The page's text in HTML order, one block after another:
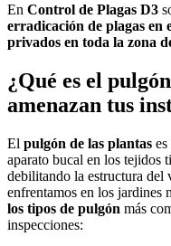
En Control de Plagas D3
erradicación de plagas en
privados en toda la zona
¿Qué es el
amenazan tus
El pulgón de las plantas
aparato bucal en los tejidos
debilitando la estructura del
enfrentamos en los jardines
los tipos de pulgón más
inspecciones: